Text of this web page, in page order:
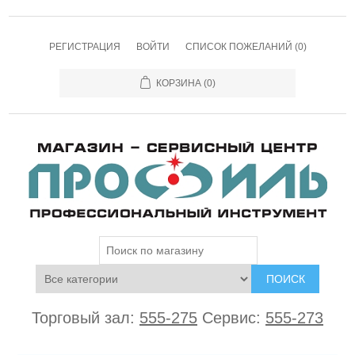
РЕГИСТРАЦИЯ ВОЙТИ СПИСОК ПОЖЕЛАНИЙ (0)
КОРЗИНА (0)
ПОИСК
Торговый зал: 555-275 Сервис: 555-273